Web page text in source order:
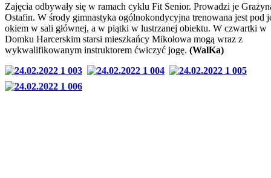
Zajęcia odbywały się w ramach cyklu Fit Senior. Prowadzi je
Ostafin. W środy gimnastyka ogólnokondycyjna trenowana jest pod
okiem w sali głównej, a w piątki w lustrzanej obiektu. W czwartki w
Domku Harcerskim starsi mieszkańcy Mikołowa mogą wraz z
wykwalifikowanym instruktorem ćwiczyć jogę. (WalKa)